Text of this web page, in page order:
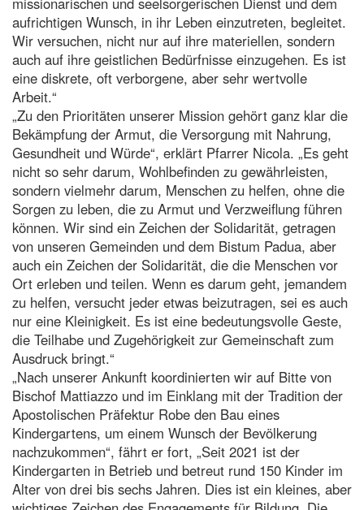
aufrichtigen Wunsch, in ihr Leben einzutreten, begleitet.
Wir versuchen, nicht nur auf ihre materiellen, sondern
auch auf ihre geistlichen Bedürfnisse einzugehen. Es ist
eine diskrete, oft verborgene, aber sehr wertvolle
Arbeit.“
„Zu den Prioritäten unserer Mission gehört ganz klar die
Bekämpfung der Armut, die Versorgung mit Nahrung,
Gesundheit und Würde“, erklärt Pfarrer Nicola. „Es geht
nicht so sehr darum, Wohlbefinden zu gewährleisten,
sondern vielmehr darum, Menschen zu helfen, ohne die
Sorgen zu leben, die zu Armut und Verzweiflung führen
können. Wir sind ein Zeichen der Solidarität, getragen
von unseren Gemeinden und dem Bistum Padua, aber
auch ein Zeichen der Solidarität, die die Menschen vor
Ort erleben und teilen. Wenn es darum geht, jemandem
zu helfen, versucht jeder etwas beizutragen, sei es auch
nur eine Kleinigkeit. Es ist eine bedeutungsvolle Geste,
die Teilhabe und Zugehörigkeit zur Gemeinschaft zum
Ausdruck bringt.“
„Nach unserer Ankunft koordinierten wir auf Bitte von
Bischof Mattiazzo und im Einklang mit der Tradition der
Apostolischen Präfektur Robe den Bau eines
Kindergartens, um einem Wunsch der Bevölkerung
nachzukommen“, fährt er fort, „Seit 2021 ist der
Kindergarten in Betrieb und betreut rund 150 Kinder im
Alter von drei bis sechs Jahren. Dies ist ein kleines, aber